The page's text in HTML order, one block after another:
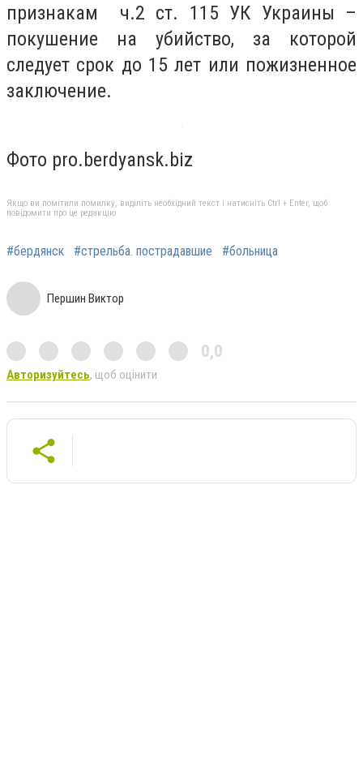
признакам ч.2 ст. 115 УК Украины –
покушение на убийство, за которой
следует срок до 15 лет или пожизненное
заключение.
Фото pro.berdyansk.biz
Якщо ви помітили помилку, виділіть необхідний текст і натисніть Ctrl + Enter, щоб
повідомити про це редакцію
#бердянск #стрельба. пострадавшие #больница
Першин Виктор
0,0
Авторизуйтесь, щоб оцінити